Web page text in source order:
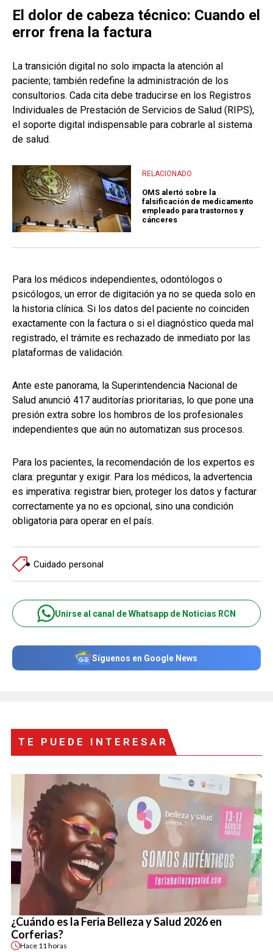
El dolor de cabeza técnico: Cuando el
error frena la factura
La transición digital no solo impacta la atención al
paciente; también redefine la administración de los
consultorios. Cada cita debe traducirse en los Registros
Individuales de Prestación de Servicios de Salud (RIPS),
el soporte digital indispensable para cobrarle al sistema
de salud.
RELACIONADO
OMS alertó sobre la
falsificación de medicamento
empleado para trastornos y
cánceres
Para los médicos independientes, odontólogos o
psicólogos, un error de digitación ya no se queda solo en
la historia clínica. Si los datos del paciente no coinciden
exactamente con la factura o si el diagnóstico queda mal
registrado, el trámite es rechazado de inmediato por las
plataformas de validación.
Ante este panorama, la Superintendencia Nacional de
Salud anunció 417 auditorías prioritarias, lo que pone una
presión extra sobre los hombros de los profesionales
independientes que aún no automatizan sus procesos.
Para los pacientes, la recomendación de los expertos es
clara: preguntar y exigir. Para los médicos, la advertencia
es imperativa: registrar bien, proteger los datos y facturar
correctamente ya no es opcional, sino una condición
obligatoria para operar en el país.
Cuidado personal
Unirse al canal de Whatsapp de Noticias RCN
Síguenos en Google News
TE PUEDE INTERESAR
¿Cuándo es la Feria Belleza y Salud 2026 en
Corferias?
Hace 11 horas